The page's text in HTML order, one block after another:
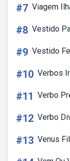
#7 Viagem
#8 Vestido
#9 Vestido
#10 Verbos
#11 Verbo
#12 Verbo
#13 Venus